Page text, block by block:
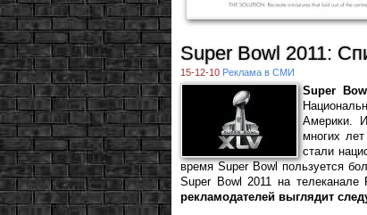
Super Bowl 2011:
15-12-10 Реклама в СМИ
Super Bowl
Америки.
многих
стали
время Super Bowl пользуется
Super Bowl 2011 на
рекламодателей выглядит